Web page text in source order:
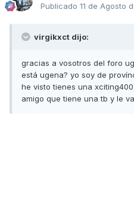
Publicado 11 de Agosto
virgikxct dijo:
gracias a vosotros del foro
está ugena? yo soy de
he visto tienes una
amigo que tiene una tb y le